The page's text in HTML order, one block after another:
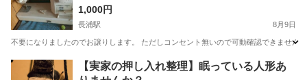
1,000円
長浦駅 8月9日
不要になりましたのでお譲りします。 ただしコンセント無いので可動確認できませ
愛知 知多市 長浦駅 生活家電
【実家の押し入れ整理】眠っている人形あ